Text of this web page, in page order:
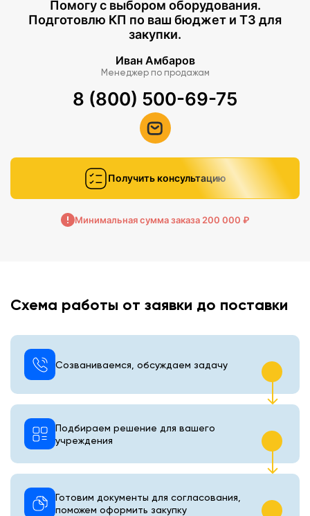
Помогу с выбором оборудования.
Подготовлю КП по ваш бюджет и ТЗ для
закупки.
Иван Амбаров
Менеджер по продажам
8 (800) 500-69-75
Получить консультацию
Минимальная сумма заказа 200 000 ₽
Схема работы от заявки до поставки
Созваниваемся, обсуждаем задачу
Подбираем решение для вашего
учреждения
Готовим документы для согласования,
поможем оформить закупку